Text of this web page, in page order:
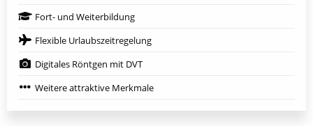
Fort- und Weiterbildung
Flexible Urlaubszeitregelung
Digitales Röntgen mit DVT
Weitere attraktive Merkmale